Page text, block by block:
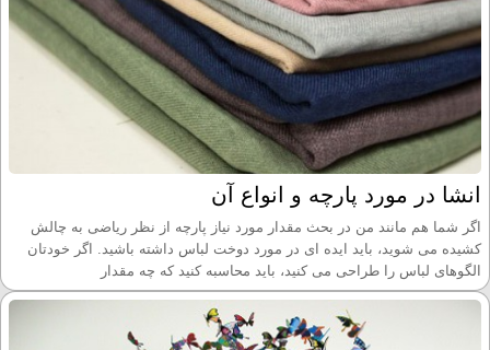
انشا در مورد پارچه و انواع آن
اگر شما هم مانند من در بحث مقدار مورد نیاز پارچه از نظر ریاضی به چالش
کشیده می شوید، باید ایده ای در مورد دوخت لباس داشته باشید. اگر خودتان
الگوهای لباس را طراحی می کنید، باید محاسبه کنید که چه مقدار